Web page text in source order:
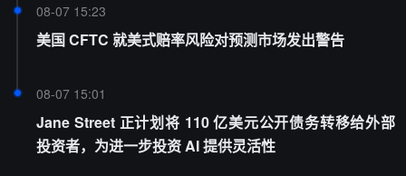
08-07 15:23
美国 CFTC 就美式赔率风险对预测市场发出警告
08-07 15:01
Jane Street 正计划将 110 亿美元公开债务转移给外部
投资者，为进一步投资 AI 提供灵活性